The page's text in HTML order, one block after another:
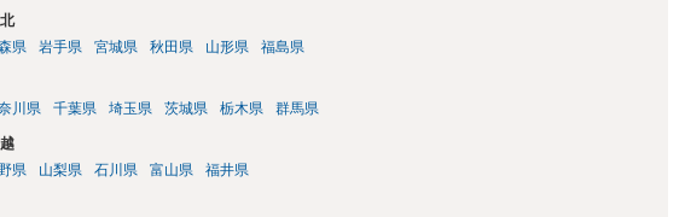
県 岩手県 宮城県 秋田県 山形県 福島県
川県 千葉県 埼玉県 茨城県 栃木県 群馬県
県 山梨県 石川県 富山県 福井県